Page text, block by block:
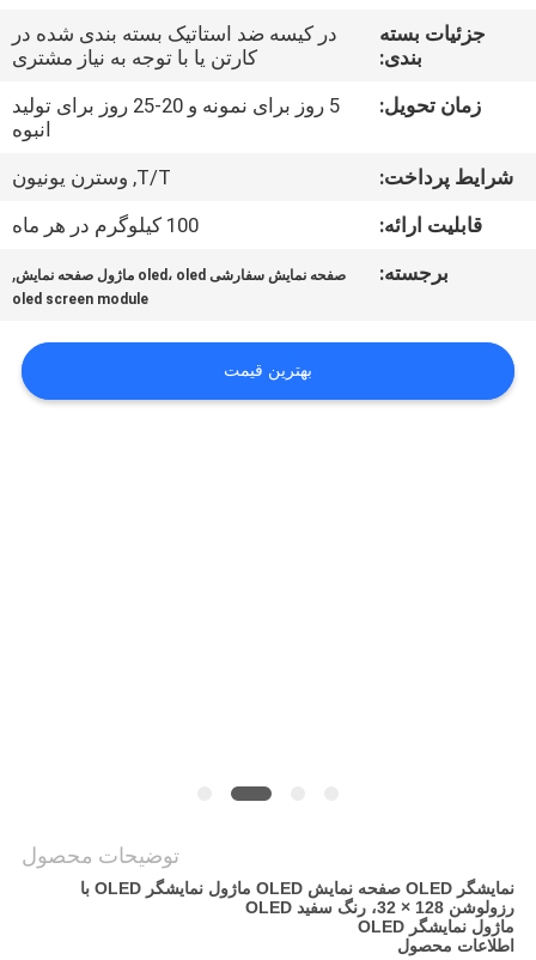
کیفیت
تماس
اخبار
جزئیات بسته
بندی:
در کیسه ضد استاتیک بسته بندی شده در
کارتن یا با توجه به نیاز مشتری
زمان تحویل:
5 روز برای نمونه و 20-25 روز برای تولید
انبوه
شرایط پرداخت:
T/T, وسترن یونیون
قابلیت ارائه:
100 کیلوگرم در هر ماه
برجسته:
صفحه نمایش سفارشی oled، oled ماژول صفحه نمایش ,
oled screen module
بهترین قیمت
توضیحات محصول
نمایشگر OLED صفحه نمایش OLED ماژول نمایشگر OLED با
رزولوشن 128 × 32، رنگ سفید OLED
ماژول نمایشگر OLED
اطلاعات محصول